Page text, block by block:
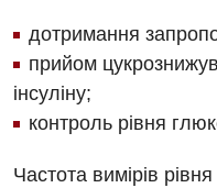
Неврологія
Нейрохірургія
Онкологічне
дотримання
прийом
інсуліну;
контроль рівня
Частота вимірів